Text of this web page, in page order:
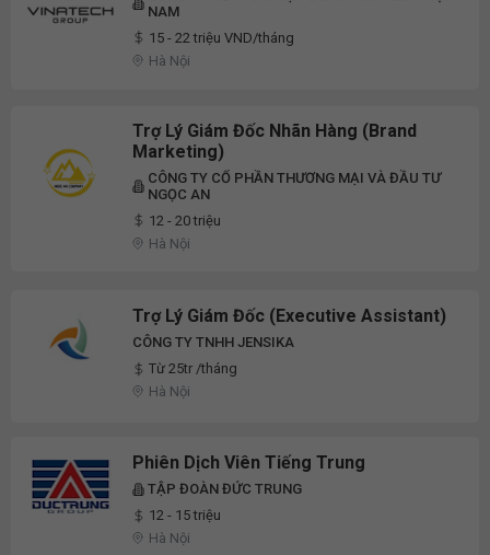
NAM
15 - 22 triệu VND/tháng
Hà Nội
Trợ Lý Giám Đốc Nhãn Hàng (Brand
Marketing)
CÔNG TY CỔ PHẦN THƯƠNG MẠI VÀ ĐẦU TƯ
NGỌC AN
12 - 20 triệu
Hà Nội
Trợ Lý Giám Đốc (Executive Assistant)
CÔNG TY TNHH JENSIKA
Từ 25tr /tháng
Hà Nội
Phiên Dịch Viên Tiếng Trung
TẬP ĐOÀN ĐỨC TRUNG
12 - 15 triệu
Hà Nội